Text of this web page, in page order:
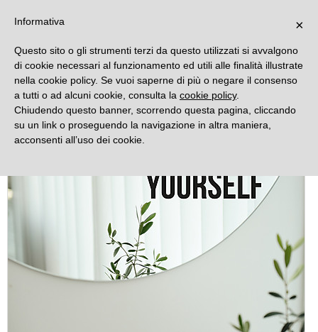
×
Informativa
Questo sito o gli strumenti terzi da questo utilizzati si avvalgono
di cookie necessari al funzionamento ed utili alle finalità illustrate
nella cookie policy. Se vuoi saperne di più o negare il consenso
a tutti o ad alcuni cookie, consulta la cookie policy.
Chiudendo questo banner, scorrendo questa pagina, cliccando
su un link o proseguendo la navigazione in altra maniera,
acconsenti all’uso dei cookie.